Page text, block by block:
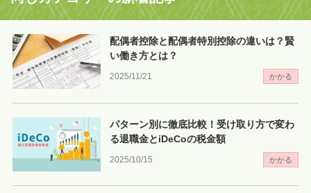
2025/11/21 かかる
配偶者控除と配偶者特別控除の違いは？賢
い働き方とは？
2025/10/15 かかる
パターン別に徹底比較！受け取り方で変わ
る退職金とiDeCoの税金額